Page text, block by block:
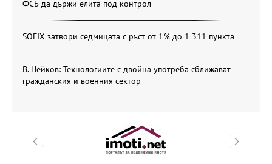
ФСБ да държи елита под контрол
SOFIX затвори седмицата с ръст от 1% до 1 311 пункта
В. Нейков: Технологиите с двойна употреба сближават
гражданския и военния сектор